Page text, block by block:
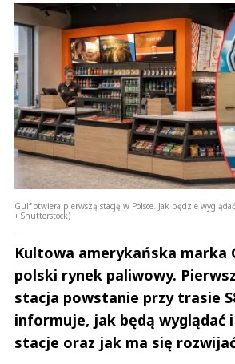
Gulf otwiera pierwszą stację w Polsce. Jak będzie
+ Shutterstock)
Kultowa amerykańska marka
polski rynek paliwowy.
stacja powstanie przy trasie
informuje, jak będą wyglądać
stacje oraz jak ma się